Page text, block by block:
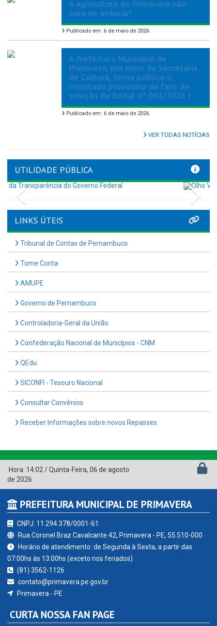
A agricultura de Primavera não
para de avançar!
Publicado em: 6 de maio de 2026
A Prefeitura Municipal de
Primavera, por meio da Secretaria
de Cultura, torna público o
resultado provisório da fase de
seleção do Edital nº 001/2026 !
Publicado em: 6 de maio de 2026
VER TODAS NOTÍCIAS
UTILIDADE PÚBLICA
Previous
LINKS ÚTEIS
Tribunal de Contas de Pernambuco
Tome Conta
AMUPE
Governo de Pernambuco
Controladoria-Geral da União
Confederação Nacional de Municípios - CNM
QEdu
SICONFI - Tesouro Nacional
Consultar Convênios
Receber Informações sobre novos Repasses
Hora: 14:02/Quinta-Feira, 06 de agosto
de 2026
PREFEITURA MUNICIPAL DE PRIMAVERA
CNPJ: 11.294.378/0001-61
Rua Coronel Braz Cavalcante 42, Primavera - PE, 55.510-000
Horário de atendimento: de Segunda à Sexta, a partir das
07:00hs às 13:00hs (exceto nos feriados)
(81) 3562-1126
contato@primavera.pe.gov.br
Primavera - PE
CURTA NOSSA FAN PAGE